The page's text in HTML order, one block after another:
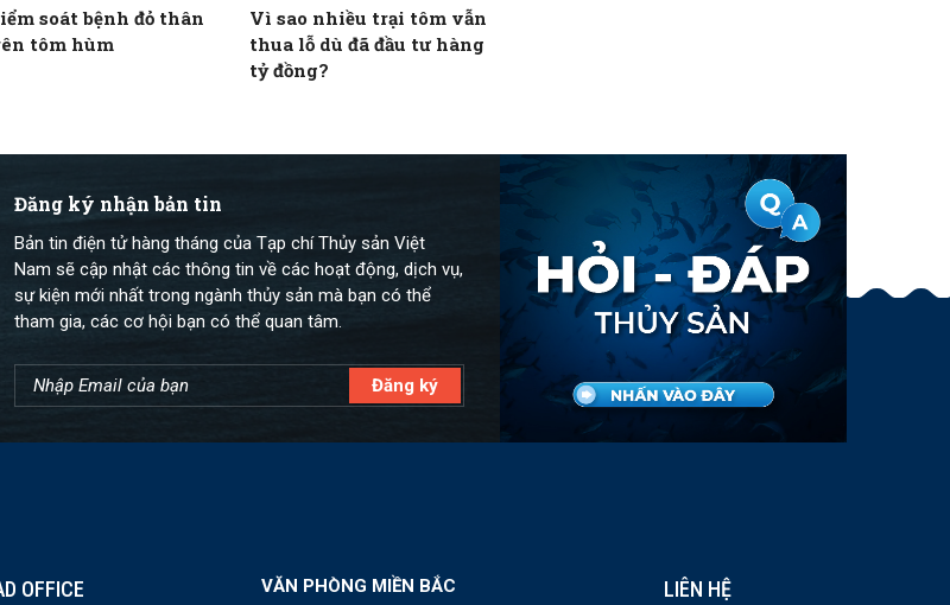
soát bệnh đỏ thân
tôm hùm
Vì sao nhiều trại tôm vẫn
thua lỗ dù đã đầu tư hàng
tỷ đồng?
Đăng ký nhận bản tin
Bản tin điện tử hàng tháng của Tạp chí Thủy sản Việt
Nam sẽ cập nhật các thông tin về các hoạt động, dịch vụ,
sự kiện mới nhất trong ngành thủy sản mà bạn có thể
tham gia, các cơ hội bạn có thể quan tâm.
OFFICE VĂN PHÒNG MIỀN BẮC LIÊN HỆ